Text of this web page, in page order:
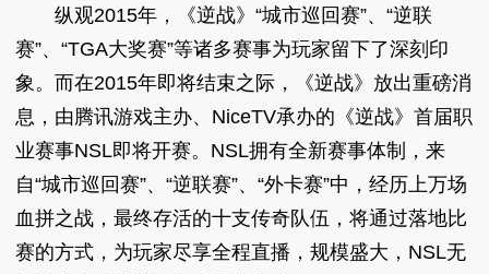
纵观2015年，《逆战》“城市巡回赛”、“逆联
赛”、“TGA大奖赛”等诸多赛事为玩家留下了深刻印
象。而在2015年即将结束之际，《逆战》放出重磅消
息，由腾讯游戏主办、NiceTV承办的《逆战》首届职
业赛事NSL即将开赛。NSL拥有全新赛事体制，来
自“城市巡回赛”、“逆联赛”、“外卡赛”中，经历上万场
血拼之战，最终存活的十支传奇队伍，将通过落地比
赛的方式，为玩家尽享全程直播，规模盛大，NSL无